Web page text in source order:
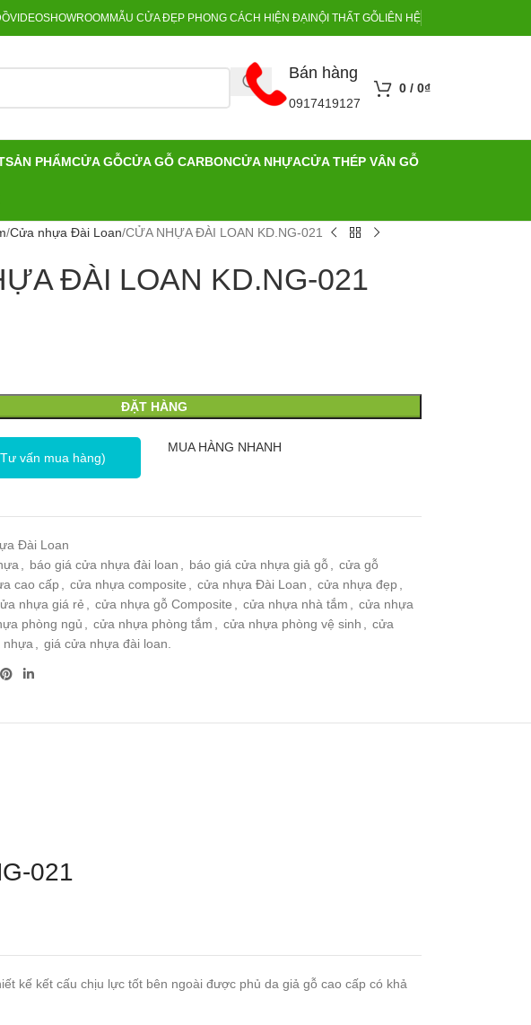
VIDEOSHOWROOM MẪU CỬA ĐẸP PHONG CÁCH HIỆN ĐẠI NỘI THẤT GỖLIÊN HỆ
Bán hàng
0917419127
0 / 0₫
SẢN PHẨMCỬA GỖCỬA GỖ CARBONCỬA NHỰACỬA THÉP VÂN GỖ
Cửa nhựa Đài Loan CỬA NHỰA ĐÀI LOAN KD.NG-021
ĐÀI LOAN KD.NG-021
ĐẶT HÀNG
vấn mua hàng)
MUA HÀNG NHANH
Đài Loan
báo giá cửa nhựa đài loan báo giá cửa nhựa giả gỗ
cửa gỗ
cao cấp cửa nhựa composite cửa nhựa Đài Loan cửa nhựa đẹp
nhựa giá rẻ cửa nhựa gỗ Composite cửa nhựa nhà tắm
cửa nhựa
phòng ngủ cửa nhựa phòng tắm cửa nhựa phòng vệ sinh
cửa
nhựa giá cửa nhựa đài loan.
021
kế kết cấu chịu lực tốt bên ngoài được phủ da giả gỗ cao cấp có khả